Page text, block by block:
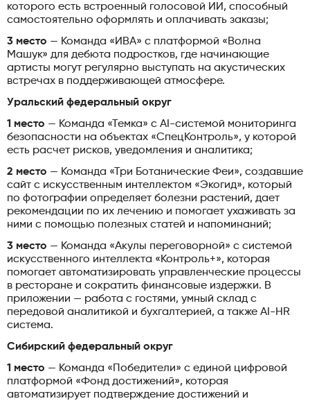
которого есть встроенный голосовой ИИ, способный
самостоятельно оформлять и оплачивать заказы;
3 место — Команда «ИВА» с платформой «Волна
Машук» для дебюта подростков, где начинающие
артисты могут регулярно выступать на акустических
встречах в поддерживающей атмосфере.
Уральский федеральный округ
1 место — Команда «Темка» с AI-системой мониторинга
безопасности на объектах «СпецКонтроль», у которой
есть расчет рисков, уведомления и аналитика;
2 место — Команда «Три Ботанические Феи», создавшие
сайт с искусственным интеллектом «Экогид», который
по фотографии определяет болезни растений, дает
рекомендации по их лечению и помогает ухаживать за
ними с помощью полезных статей и напоминаний;
3 место — Команда «Акулы переговорной» с системой
искусственного интеллекта «Контроль+», которая
помогает автоматизировать управленческие процессы
в ресторане и сократить финансовые издержки. В
приложении — работа с гостями, умный склад с
передовой аналитикой и бухгалтерией, а также AI-HR
система.
Сибирский федеральный округ
1 место — Команда «Победители» с единой цифровой
платформой «Фонд достижений», которая
автоматизирует подтверждение достижений и